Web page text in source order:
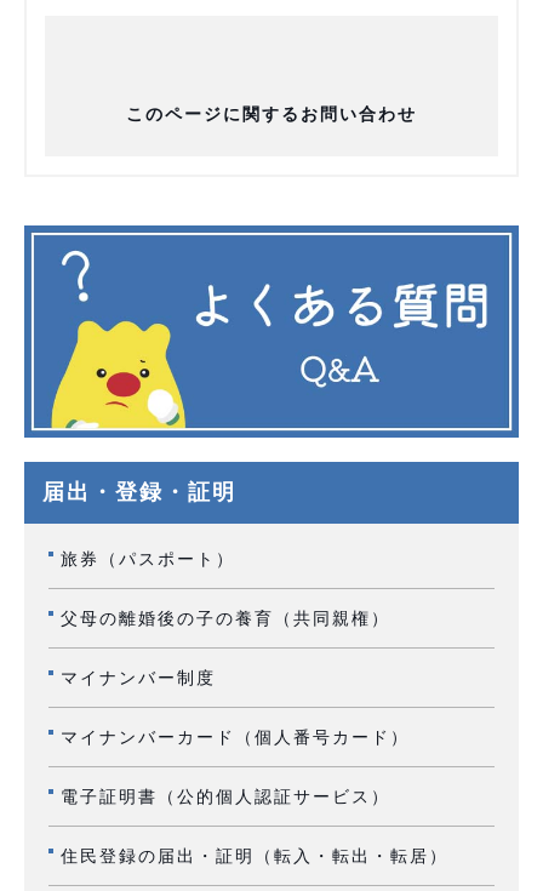
このページに関するお問い合わせ
届出・登録・証明
旅券（パスポート）
父母の離婚後の子の養育（共同親権）
マイナンバー制度
マイナンバーカード（個人番号カード）
電子証明書（公的個人認証サービス）
住民登録の届出・証明（転入・転出・転居）